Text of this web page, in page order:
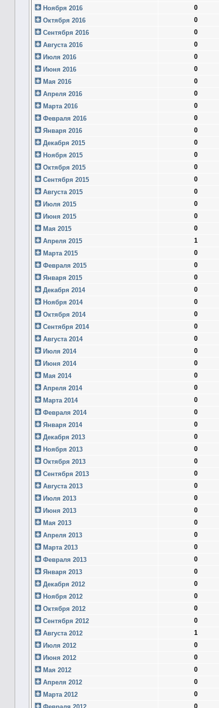
Ноября 2016
0
Октября 2016
0
Сентября 2016
0
Августа 2016
0
Июля 2016
0
Июня 2016
0
Мая 2016
0
Апреля 2016
0
Марта 2016
0
Февраля 2016
0
Января 2016
0
Декабря 2015
0
Ноября 2015
0
Октября 2015
0
Сентября 2015
0
Августа 2015
0
Июля 2015
0
Июня 2015
0
Мая 2015
0
Апреля 2015
1
Марта 2015
0
Февраля 2015
0
Января 2015
0
Декабря 2014
0
Ноября 2014
0
Октября 2014
0
Сентября 2014
0
Августа 2014
0
Июля 2014
0
Июня 2014
0
Мая 2014
0
Апреля 2014
0
Марта 2014
0
Февраля 2014
0
Января 2014
0
Декабря 2013
0
Ноября 2013
0
Октября 2013
0
Сентября 2013
0
Августа 2013
0
Июля 2013
0
Июня 2013
0
Мая 2013
0
Апреля 2013
0
Марта 2013
0
Февраля 2013
0
Января 2013
0
Декабря 2012
0
Ноября 2012
0
Октября 2012
0
Сентября 2012
0
Августа 2012
1
Июля 2012
0
Июня 2012
0
Мая 2012
0
Апреля 2012
0
Марта 2012
0
0